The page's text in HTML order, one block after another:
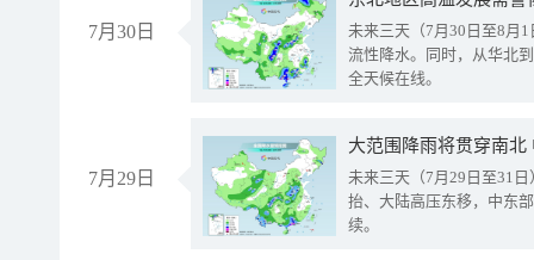
7月30日
未来三天（7月30日至8月
流性降水。同时，从华北
全天候在线。
7月29日
大范围降雨将贯穿南
未来三天（7月29日至31
抬、大陆高压东移，中东
续。